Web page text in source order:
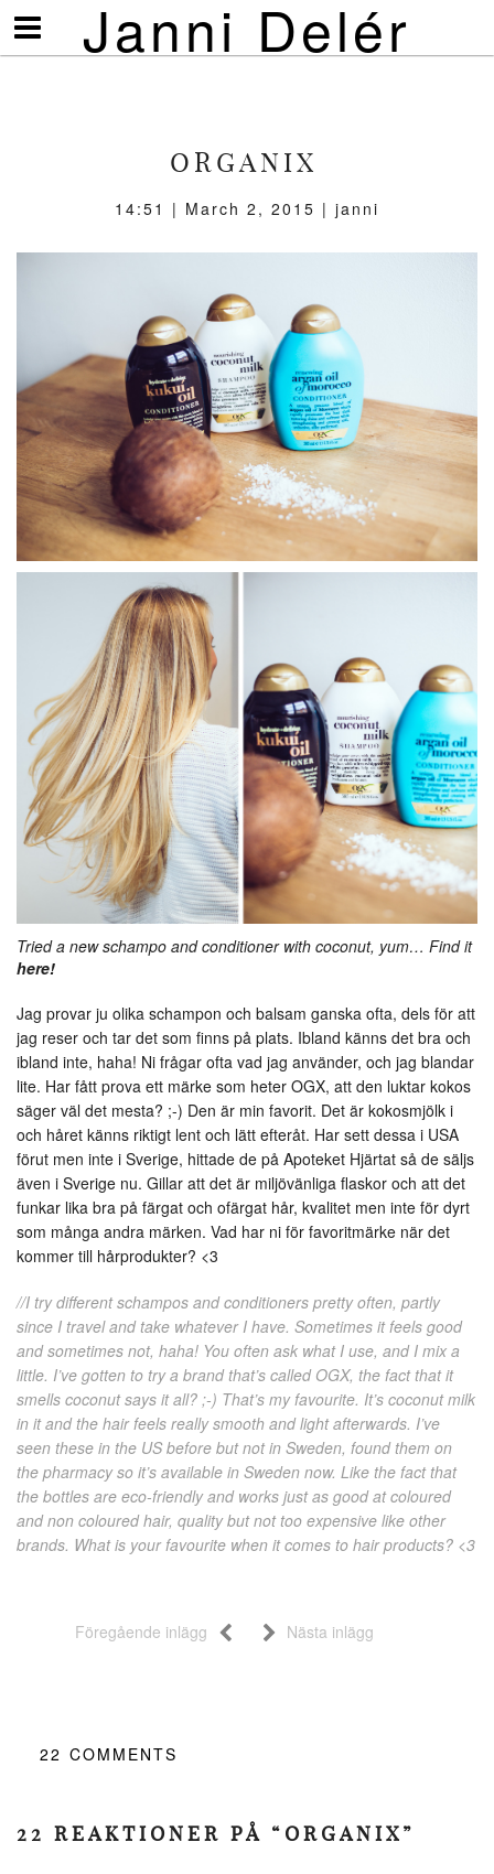
Janni Delér
Visa/göm
meny
ORGANIX
14:51 | March 2, 2015 | janni
Tried a new schampo and conditioner with coconut, yum… Find it
here!
Jag provar ju olika schampon och balsam ganska ofta, dels för att
jag reser och tar det som finns på plats. Ibland känns det bra och
ibland inte, haha! Ni frågar ofta vad jag använder, och jag blandar
lite. Har fått prova ett märke som heter OGX, att den luktar kokos
säger väl det mesta? ;-) Den är min favorit. Det är kokosmjölk i
och håret känns riktigt lent och lätt efteråt. Har sett dessa i USA
förut men inte i Sverige, hittade de på Apoteket Hjärtat så de säljs
även i Sverige nu. Gillar att det är miljövänliga flaskor och att det
funkar lika bra på färgat och ofärgat hår, kvalitet men inte för dyrt
som många andra märken. Vad har ni för favoritmärke när det
kommer till hårprodukter? <3
//I try different schampos and conditioners pretty often, partly
since I travel and take whatever I have. Sometimes it feels good
and sometimes not, haha! You often ask what I use, and I mix a
little. I’ve gotten to try a brand that’s called OGX, the fact that it
smells coconut says it all? ;-) That’s my favourite. It’s coconut milk
in it and the hair feels really smooth and light afterwards. I’ve
seen these in the US before but not in Sweden, found them on
the pharmacy so it’s available in Sweden now. Like the fact that
the bottles are eco-friendly and works just as good at coloured
and non coloured hair, quality but not too expensive like other
brands. What is your favourite when it comes to hair products? <3
Föregående inlägg Nästa inlägg
22 COMMENTS
22 REAKTIONER PÅ “ORGANIX”